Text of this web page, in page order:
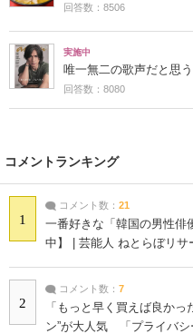
回答数：8506
実施中
唯一無二の歌声だと思
回答数：8080
コメントランキング
1
コメント数： 21
一番好きな「韓国の男性俳
中】 | 芸能人 ねとらぼリサ
2
コメント数： 7
「もっと早く買えば良か
ン”が大人気 「プライバシ